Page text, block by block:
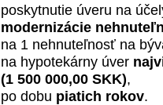
poskytnutie úveru na
modernizácie
na 1 nehnuteľnosť na
na hypotekárny úver
(1 500 000,00 SKK),
po dobu piatich rokov.